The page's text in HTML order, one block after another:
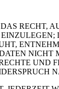
RECHT,
NICHT
UND